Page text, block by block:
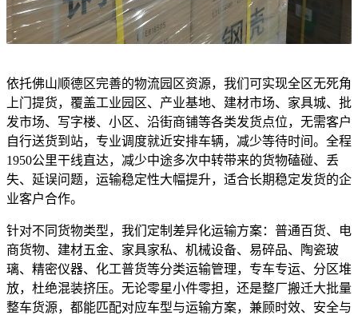
依托佛山顺德区完善的物流园区资源，我们可实现全区无死角
上门提货，覆盖工业园区、产业基地、建材市场、家具城、批
发市场、写字楼、小区、沿街商铺等各类发货点位，无需客户
自行送货到站，专业调度就近安排车辆，减少等待时间。全程
1950公里干线直达，减少中途多次中转带来的货物磕碰、丢
失、延误问题，运输稳定性大幅提升，适合长期稳定发货的企
业客户合作。
针对不同货物类型，我们定制差异化运输方案：普通百货、电
商货物、建材五金、家具家私、机械设备、易碎品、陶瓷玻
璃、精密仪器、化工普货等分类运输管理，专车专运、分区堆
放，杜绝混装挤压。无论零星小件零担，还是整厂搬迁大批量
整车货源，都能匹配对应车型与运输方案，兼顾时效、安全与